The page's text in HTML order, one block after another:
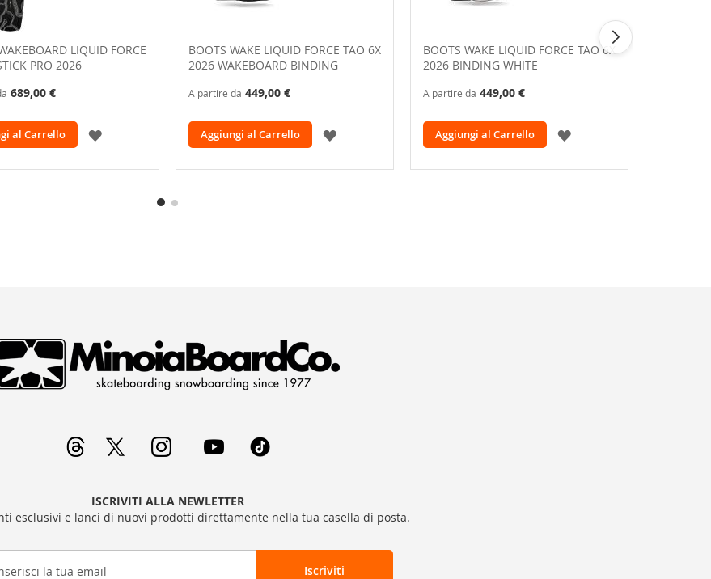
LIQUID FORCE
PRO 2026
689,00 €
al Carrello
AGGIUNGI
BOOTS WAKE LIQUID FORCE TAO 6X
2026 WAKEBOARD BINDING
A partire da 449,00 €
Aggiungi al Carrello
AGGIUNGI
BOOTS WAKE LIQUID FORCE TAO 6X
2026 BINDING WHITE
A partire da 449,00 €
Aggiungi al Carrello
AGGIUNGI
ISCRIVITI ALLA NEWLETTER
esclusivi e lanci di nuovi prodotti direttamente nella tua casella di posta.
Iscriviti